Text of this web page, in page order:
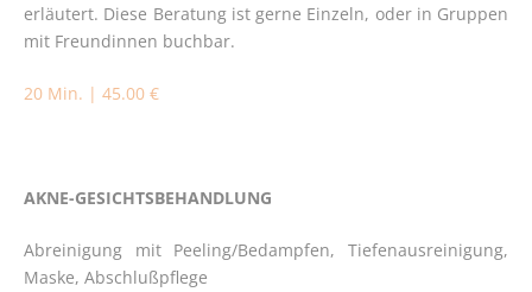
erläutert. Diese Beratung ist gerne Einzeln, oder in Gruppen
mit Freundinnen buchbar.
20 Min. | 45.00 €
AKNE-GESICHTSBEHANDLUNG
Abreinigung mit Peeling/Bedampfen, Tiefenausreinigung,
Maske, Abschlußpflege